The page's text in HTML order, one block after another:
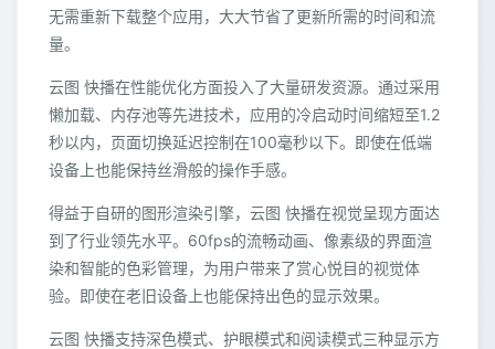
无需重新下载整个应用，大大节省了更新所需的时间和流
量。
云图 快播在性能优化方面投入了大量研发资源。通过采用
懒加载、内存池等先进技术，应用的冷启动时间缩短至1.2
秒以内，页面切换延迟控制在100毫秒以下。即使在低端
设备上也能保持丝滑般的操作手感。
得益于自研的图形渲染引擎，云图 快播在视觉呈现方面达
到了行业领先水平。60fps的流畅动画、像素级的界面渲
染和智能的色彩管理，为用户带来了赏心悦目的视觉体
验。即使在老旧设备上也能保持出色的显示效果。
云图 快播支持深色模式、护眼模式和阅读模式三种显示方